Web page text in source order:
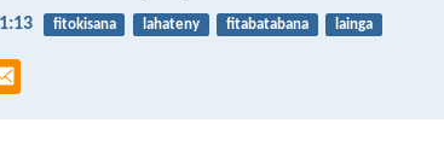
fitokisana lahateny fitabatabana lainga